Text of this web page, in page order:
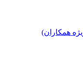
همکاران)